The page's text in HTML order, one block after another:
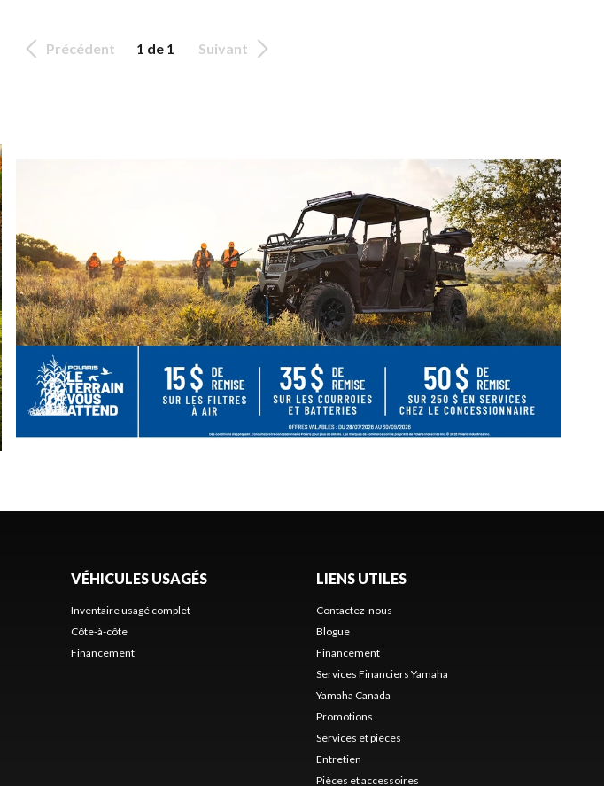
Précédent 1 de 1 Suivant
VÉHICULES USAGÉS
Inventaire usagé complet
Côte-à-côte
Financement
LIENS UTILES
Contactez-nous
Blogue
Financement
Services Financiers Yamaha
Yamaha Canada
Promotions
Services et pièces
Entretien
Pièces et accessoires